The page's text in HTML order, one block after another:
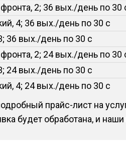
2; 36 вых./день по 30
4; 36 вых./день по 30 с
36 вых./день по 30 с
2; 24 вых./день по 30
24 вых./день по 30 с
4; 24 вых./день по 30 с
прайс-лист на
будет обработана, и